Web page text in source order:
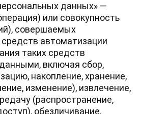
данных» —
или совокупность
совершаемых
автоматизации
таких средств
включая сбор,
накопление, хранение,
изменение), извлечение,
(распространение,
обезличивание,